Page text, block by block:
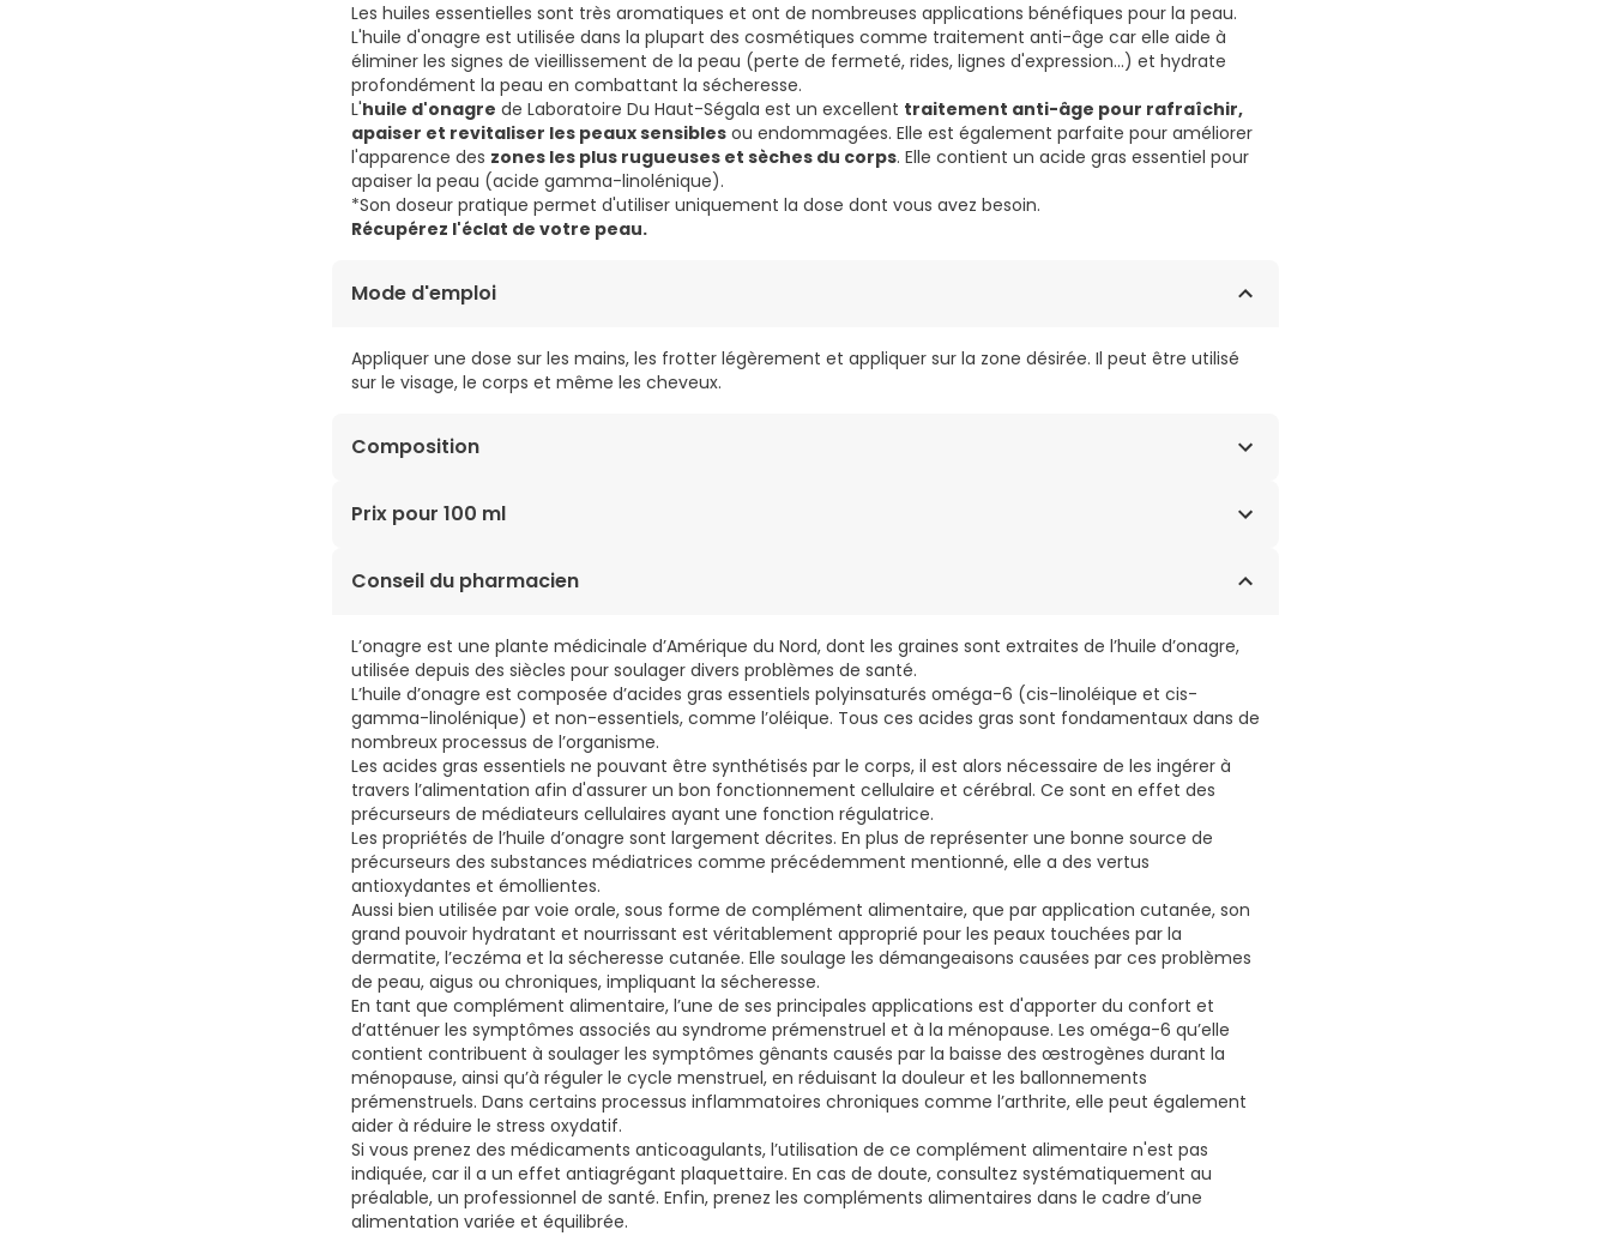
Les huiles essentielles sont très aromatiques et ont de nombreuses applications bénéfiques pour la peau.
L'huile d'onagre est utilisée dans la plupart des cosmétiques comme traitement anti-âge car elle aide à
éliminer les signes de vieillissement de la peau (perte de fermeté, rides, lignes d'expression...) et hydrate
profondément la peau en combattant la sécheresse.
L'huile d'onagre de Laboratoire Du Haut-Ségala est un excellent traitement anti-âge pour rafraîchir,
apaiser et revitaliser les peaux sensibles ou endommagées. Elle est également parfaite pour améliorer
l'apparence des zones les plus rugueuses et sèches du corps. Elle contient un acide gras essentiel pour
apaiser la peau (acide gamma-linolénique).
*Son doseur pratique permet d'utiliser uniquement la dose dont vous avez besoin.
Récupérez l'éclat de votre peau.
Mode d'emploi
Appliquer une dose sur les mains, les frotter légèrement et appliquer sur la zone désirée. Il peut être utilisé
sur le visage, le corps et même les cheveux.
Composition
Huile d'oenothera biennis (huile d'onagre 100% vierge).
Prix pour 100 ml
16,00€ / 100 ml
Conseil du pharmacien
L’onagre est une plante médicinale d’Amérique du Nord, dont les graines sont extraites de l’huile d’onagre,
utilisée depuis des siècles pour soulager divers problèmes de santé.
L’huile d’onagre est composée d’acides gras essentiels polyinsaturés oméga-6 (cis-linoléique et cis-
gamma-linolénique) et non-essentiels, comme l’oléique. Tous ces acides gras sont fondamentaux dans de
nombreux processus de l’organisme.
Les acides gras essentiels ne pouvant être synthétisés par le corps, il est alors nécessaire de les ingérer à
travers l’alimentation afin d'assurer un bon fonctionnement cellulaire et cérébral. Ce sont en effet des
précurseurs de médiateurs cellulaires ayant une fonction régulatrice.
Les propriétés de l’huile d’onagre sont largement décrites. En plus de représenter une bonne source de
précurseurs des substances médiatrices comme précédemment mentionné, elle a des vertus
antioxydantes et émollientes.
Aussi bien utilisée par voie orale, sous forme de complément alimentaire, que par application cutanée, son
grand pouvoir hydratant et nourrissant est véritablement approprié pour les peaux touchées par la
dermatite, l’eczéma et la sécheresse cutanée. Elle soulage les démangeaisons causées par ces problèmes
de peau, aigus ou chroniques, impliquant la sécheresse.
En tant que complément alimentaire, l’une de ses principales applications est d'apporter du confort et
d’atténuer les symptômes associés au syndrome prémenstruel et à la ménopause. Les oméga-6 qu’elle
contient contribuent à soulager les symptômes gênants causés par la baisse des œstrogènes durant la
ménopause, ainsi qu’à réguler le cycle menstruel, en réduisant la douleur et les ballonnements
prémenstruels. Dans certains processus inflammatoires chroniques comme l’arthrite, elle peut également
aider à réduire le stress oxydatif.
Si vous prenez des médicaments anticoagulants, l’utilisation de ce complément alimentaire n'est pas
indiquée, car il a un effet antiagrégant plaquettaire. En cas de doute, consultez systématiquement au
préalable, un professionnel de santé. Enfin, prenez les compléments alimentaires dans le cadre d’une
alimentation variée et équilibrée.